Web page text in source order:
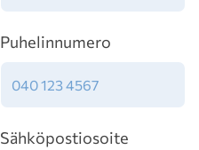
Puhelinnumero
Sähköpostiosoite